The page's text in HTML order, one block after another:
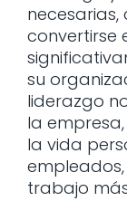
convertirse
su
liderazgo
la
la vida
trabajo